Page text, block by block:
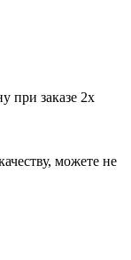
при заказе 2х
можете не